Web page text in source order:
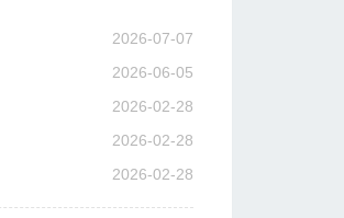
2026-07-07
2026-06-05
2026-02-28
2026-02-28
2026-02-28